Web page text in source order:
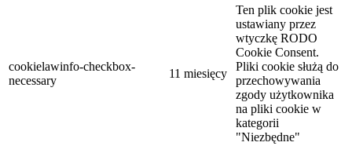
cookielawinfo-checkbox-
necessary
11 miesięcy
Ten plik cookie jest
ustawiany przez
wtyczkę RODO
Cookie Consent.
Pliki cookie służą do
przechowywania
zgody użytkownika
na pliki cookie w
kategorii
"Niezbędne"